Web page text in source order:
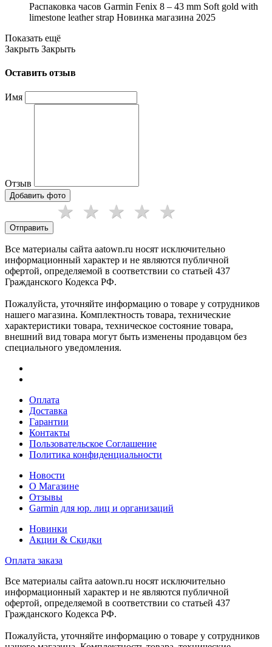
Распаковка часов Garmin Fenix 8 – 43 mm Soft gold with
limestone leather strap Новинка магазина 2025
Показать ещё
Закрыть Закрыть
Оставить отзыв
Имя
Отзыв
Добавить фото
Отправить
Все материалы сайта aatown.ru носят исключительно
информационный характер и не являются публичной
офертой, определяемой в соответствии со статьей 437
Гражданского Кодекса РФ.
Пожалуйста, уточняйте информацию о товаре у сотрудников
нашего магазина. Комплектность товара, технические
характеристики товара, техническое состояние товара,
внешний вид товара могут быть изменены продавцом без
специального уведомления.
Оплата
Доставка
Гарантии
Контакты
Пользовательское Соглашение
Политика конфиденциальности
Новости
О Магазине
Отзывы
Garmin для юр. лиц и организаций
Новинки
Акции & Скидки
Оплата заказа
Все материалы сайта aatown.ru носят исключительно
информационный характер и не являются публичной
офертой, определяемой в соответствии со статьей 437
Гражданского Кодекса РФ.
Пожалуйста, уточняйте информацию о товаре у сотрудников